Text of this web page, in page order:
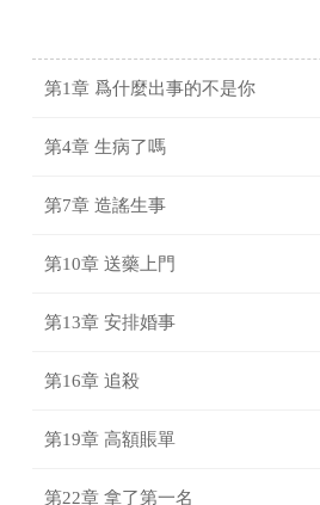
第1章 爲什麼出事的不是你
第4章 生病了嗎
第7章 造謠生事
第10章 送藥上門
第13章 安排婚事
第16章 追殺
第19章 高額賬單
第22章 拿了第一名